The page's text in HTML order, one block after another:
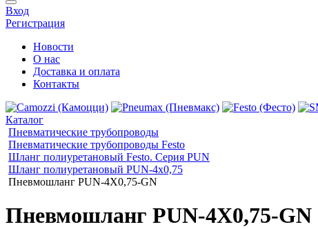
Вход
Регистрация
Новости
О нас
Доставка и оплата
Контакты
Каталог
Пневматические трубопроводы
Пневматические трубопроводы Festo
Шланг полиуретановый Festo. Серия PUN
Шланг полиуретановый PUN-4x0,75
Пневмошланг PUN-4X0,75-GN
Пневмошланг PUN-4X0,75-GN